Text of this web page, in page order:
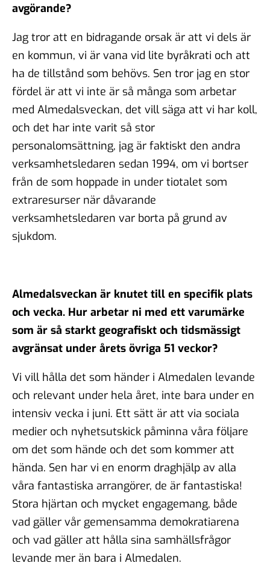
avgörande?
Jag tror att en bidragande orsak är att vi dels är
en kommun, vi är vana vid lite byråkrati och att
ha de tillstånd som behövs. Sen tror jag en stor
fördel är att vi inte är så många som arbetar
med Almedalsveckan, det vill säga att vi har koll,
och det har inte varit så stor
personalomsättning, jag är faktiskt den andra
verksamhetsledaren sedan 1994, om vi bortser
från de som hoppade in under tiotalet som
extraresurser när dåvarande
verksamhetsledaren var borta på grund av
sjukdom.
Almedalsveckan är knutet till en specifik plats
och vecka. Hur arbetar ni med ett varumärke
som är så starkt geografiskt och tidsmässigt
avgränsat under årets övriga 51 veckor?
Vi vill hålla det som händer i Almedalen levande
och relevant under hela året, inte bara under en
intensiv vecka i juni. Ett sätt är att via sociala
medier och nyhetsutskick påminna våra följare
om det som hände och det som kommer att
hända. Sen har vi en enorm draghjälp av alla
våra fantastiska arrangörer, de är fantastiska!
Stora hjärtan och mycket engagemang, både
vad gäller vår gemensamma demokratiarena
och vad gäller att hålla sina samhällsfrågor
levande mer än bara i Almedalen.